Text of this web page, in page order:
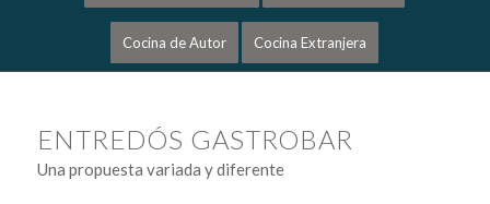
Cocina de Autor Cocina Extranjera
ENTREDÓS GASTROBAR
Una propuesta variada y diferente